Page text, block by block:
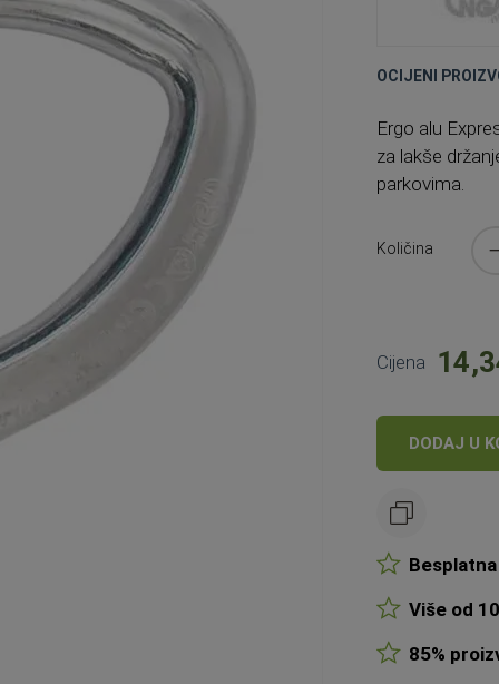
OCIJENI
Ergo alu
za lakše
parkovima.
Količina
Cijena
DODAJ U
Više od
85%